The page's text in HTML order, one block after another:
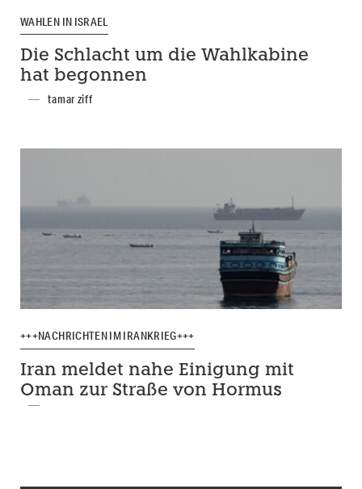
WAHLEN IN ISRAEL
Die Schlacht um die Wahlkabine
hat begonnen
tamar ziff
+++NACHRICHTEN IM IRANKRIEG+++
Iran meldet nahe Einigung mit
Oman zur Straße von Hormus